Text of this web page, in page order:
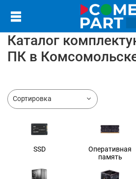
Каталог
ПК в
SSD
Оперативная
память